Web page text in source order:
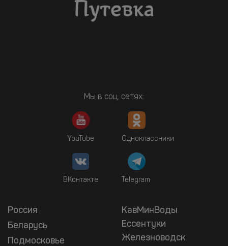
Мы в соц. сетях:
YouTube Одноклассники
ВКонтакте Telegram
Россия
Беларусь
Подмосковье
КавМинВоды
Ессентуки
Железноводск